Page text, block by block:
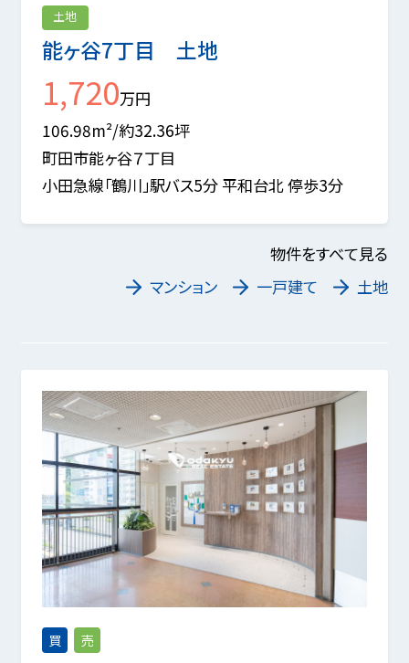
能ヶ谷7丁目 土地
土地
1,720万円
106.98m²/約32.36坪
町田市能ヶ谷７丁目
小田急線「鶴川」駅バス5分 平和台北 停歩3分
物件をすべて見る
マンション
一戸建て 土地
買 売